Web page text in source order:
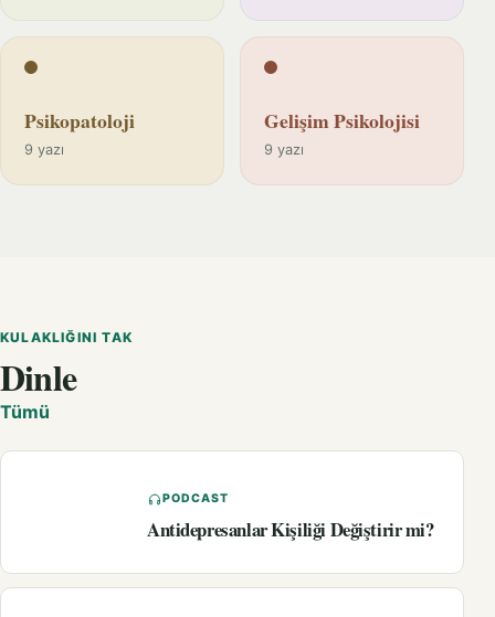
Psikopatoloji
9 yazı
Gelişim Psikolojisi
9 yazı
KULAKLIĞINI TAK
Dinle
Tümü
PODCAST
Antidepresanlar Kişiliği Değiştirir mi?